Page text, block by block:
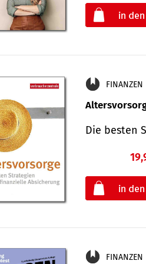
FINANZEN
Die besten
FINANZEN